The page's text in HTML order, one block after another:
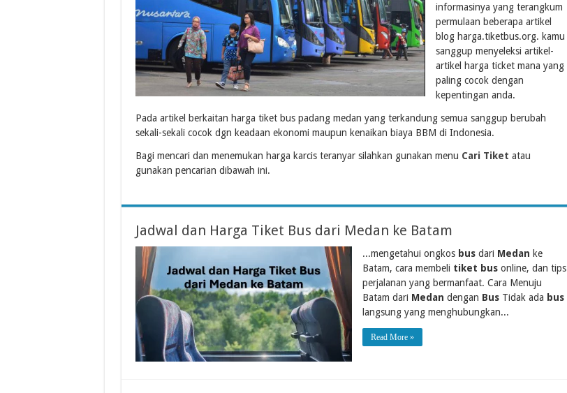
informasinya yang terangkum
permulaan beberapa artikel
blog harga.tiketbus.org. kamu
sanggup menyeleksi artikel-
artikel harga ticket mana yang
paling cocok dengan
kepentingan anda.
Pada artikel berkaitan harga tiket bus padang medan yang terkandung semua sanggup berubah
sekali-sekali cocok dgn keadaan ekonomi maupun kenaikan biaya BBM di Indonesia.
Bagi mencari dan menemukan harga karcis teranyar silahkan gunakan menu Cari Tiket atau
gunakan pencarian dibawah ini.
Jadwal dan Harga Tiket Bus dari Medan ke Batam
...mengetahui ongkos busdari Medan ke
Batam, cara membeli tiket busonline, dan tips
perjalanan yang bermanfaat. Cara Menuju
Batam dari Medan dengan BusTidak ada bus
langsung yang menghubungkan...
Read More »